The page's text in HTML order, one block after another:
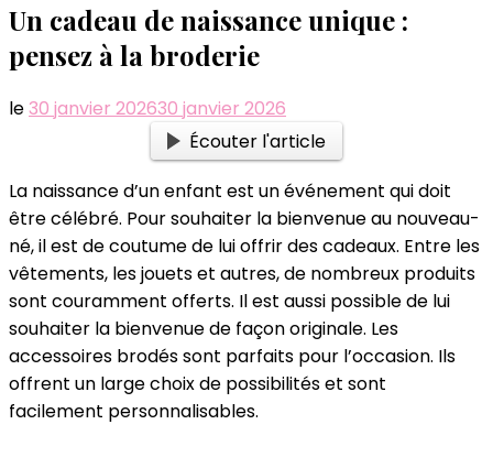
Un cadeau de naissance unique :
pensez à la broderie
le30 janvier 202630 janvier 2026
Écouter l'article
La naissance d’un enfant est un événement qui doit
être célébré. Pour souhaiter la bienvenue au nouveau-
né, il est de coutume de lui offrir des cadeaux. Entre les
vêtements, les jouets et autres, de nombreux produits
sont couramment offerts. Il est aussi possible de lui
souhaiter la bienvenue de façon originale. Les
accessoires brodés sont parfaits pour l’occasion. Ils
offrent un large choix de possibilités et sont
facilement personnalisables.